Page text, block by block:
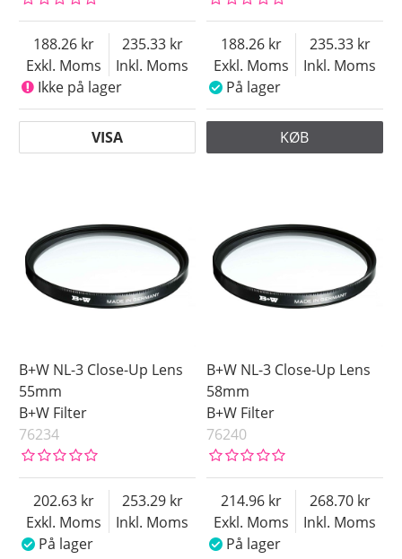
Exkl. Moms
188.26
Inkl. Moms
235.33
Ikke på lager
VISA
Exkl. Moms
188.26
Inkl. Moms
235.33
På lager
KØB
B+W NL-3 Close-Up Lens
55mm
B+W Filter
76234
Exkl. Moms
202.63
Inkl. Moms
253.29
På lager
B+W NL-3 Close-Up Lens
58mm
B+W Filter
76240
Exkl. Moms
214.96
Inkl. Moms
268.70
På lager